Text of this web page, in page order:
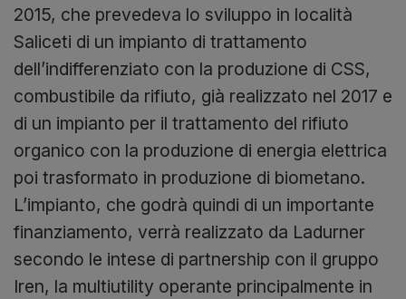
2015, che prevedeva lo sviluppo in località
Saliceti di un impianto di trattamento
dell’indifferenziato con la produzione di CSS,
combustibile da rifiuto, già realizzato nel 2017 e
di un impianto per il trattamento del rifiuto
organico con la produzione di energia elettrica
poi trasformato in produzione di biometano.
L’impianto, che godrà quindi di un importante
finanziamento, verrà realizzato da Ladurner
secondo le intese di partnership con il gruppo
Iren, la multiutility operante principalmente in